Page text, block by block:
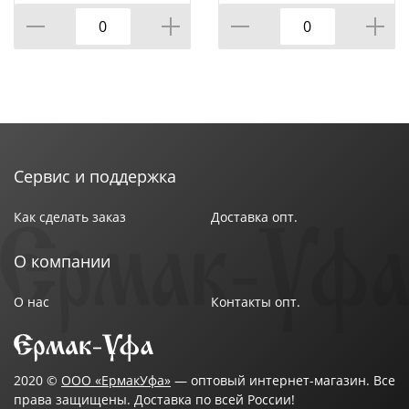
Технические характеристики:
Тип: комплект постельного белья
Коллекция: "Sateen De Luxe"
Цвет: Светлая дымка
Страна-изготовитель: Россия
Сервис и поддержка
Как сделать заказ Доставка опт.
О компании
О нас Контакты опт.
2020 © ООО «ЕрмакУфа» — оптовый интернет-магазин. Все
права защищены. Доставка по всей России!